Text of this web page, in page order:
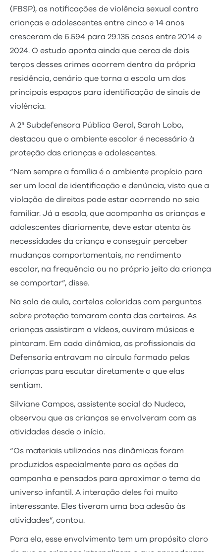
(FBSP), as notificações de violência sexual contra
crianças e adolescentes entre cinco e 14 anos
cresceram de 6.594 para 29.135 casos entre 2014 e
2024. O estudo aponta ainda que cerca de dois
terços desses crimes ocorrem dentro da própria
residência, cenário que torna a escola um dos
principais espaços para identificação de sinais de
violência.
A 2ª Subdefensora Pública Geral, Sarah Lobo,
destacou que o ambiente escolar é necessário à
proteção das crianças e adolescentes.
“Nem sempre a família é o ambiente propício para
ser um local de identificação e denúncia, visto que a
violação de direitos pode estar ocorrendo no seio
familiar. Já a escola, que acompanha as crianças e
adolescentes diariamente, deve estar atenta às
necessidades da criança e conseguir perceber
mudanças comportamentais, no rendimento
escolar, na frequência ou no próprio jeito da criança
se comportar”, disse.
Na sala de aula, cartelas coloridas com perguntas
sobre proteção tomaram conta das carteiras. As
crianças assistiram a vídeos, ouviram músicas e
pintaram. Em cada dinâmica, as profissionais da
Defensoria entravam no círculo formado pelas
crianças para escutar diretamente o que elas
sentiam.
Silviane Campos, assistente social do Nudeca,
observou que as crianças se envolveram com as
atividades desde o início.
“Os materiais utilizados nas dinâmicas foram
produzidos especialmente para as ações da
campanha e pensados para aproximar o tema do
universo infantil. A interação deles foi muito
interessante. Eles tiveram uma boa adesão às
atividades”, contou.
Para ela, esse envolvimento tem um propósito claro